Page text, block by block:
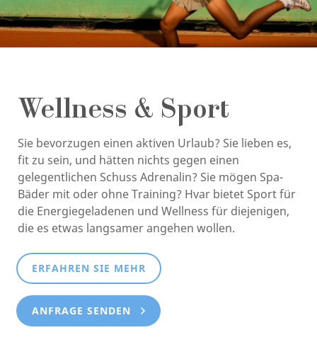
Wellness & Sport
Sie bevorzugen einen aktiven Urlaub? Sie lieben es,
fit zu sein, und hätten nichts gegen einen
gelegentlichen Schuss Adrenalin? Sie mögen Spa-
Bäder mit oder ohne Training? Hvar bietet Sport für
die Energiegeladenen und Wellness für diejenigen,
die es etwas langsamer angehen wollen.
ERFAHREN SIE MEHR
ANFRAGE SENDEN